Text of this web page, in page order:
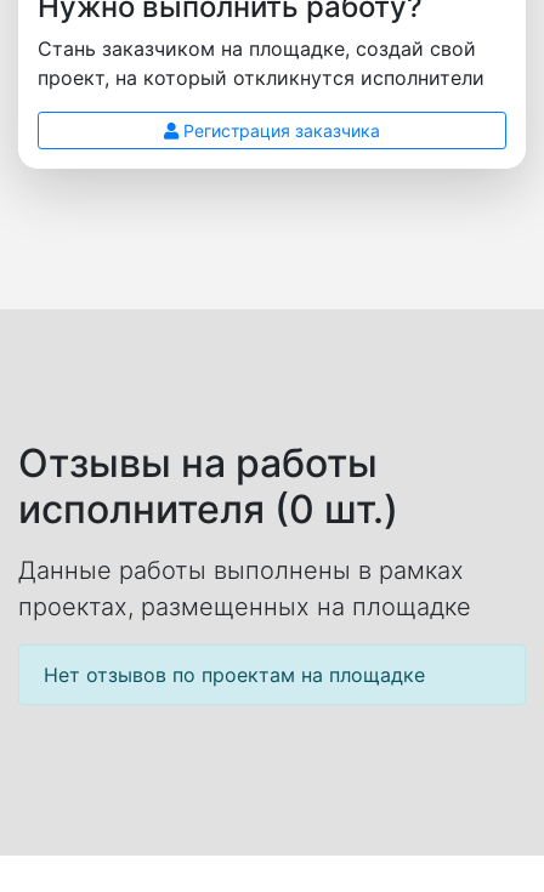
Стань заказчиком на площадке, создай свой
проект, на который откликнутся исполнители
Регистрация заказчика
Отзывы на работы
исполнителя (0 шт.)
Данные работы выполнены в рамках
проектах, размещенных на площадке
Нет отзывов по проектам на площадке